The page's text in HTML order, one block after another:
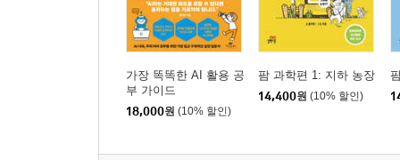
가장 똑똑한 AI 활용 공
부 가이드
18,000원 (10% 할인)
팜 과학편 1: 지하 농장
14,400원 (10% 할인)